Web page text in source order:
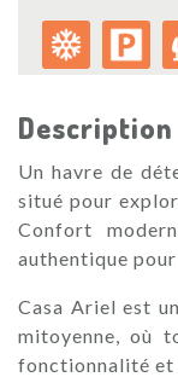
Description
Un havre de
situé pour
Confort
authentique
Casa Ariel est
mitoyenne, où
fonctionnalité et